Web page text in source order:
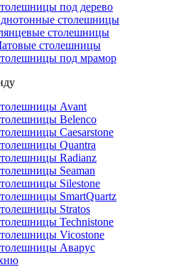
под дерево
столешницы
столешницы
столешницы
под мрамор
Avant
Belenco
Caesarstone
Quantra
Radianz
Seaman
Silestone
SmartQuartz
Stratos
Technistone
Vicostone
Аварус